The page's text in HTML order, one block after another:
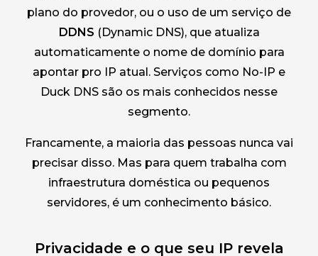
plano do provedor, ou o uso de um serviço de
DDNS (Dynamic DNS), que atualiza
automaticamente o nome de domínio para
apontar pro IP atual. Serviços como No-IP e
Duck DNS são os mais conhecidos nesse
segmento.
Francamente, a maioria das pessoas nunca vai
precisar disso. Mas para quem trabalha com
infraestrutura doméstica ou pequenos
servidores, é um conhecimento básico.
Privacidade e o que seu IP revela